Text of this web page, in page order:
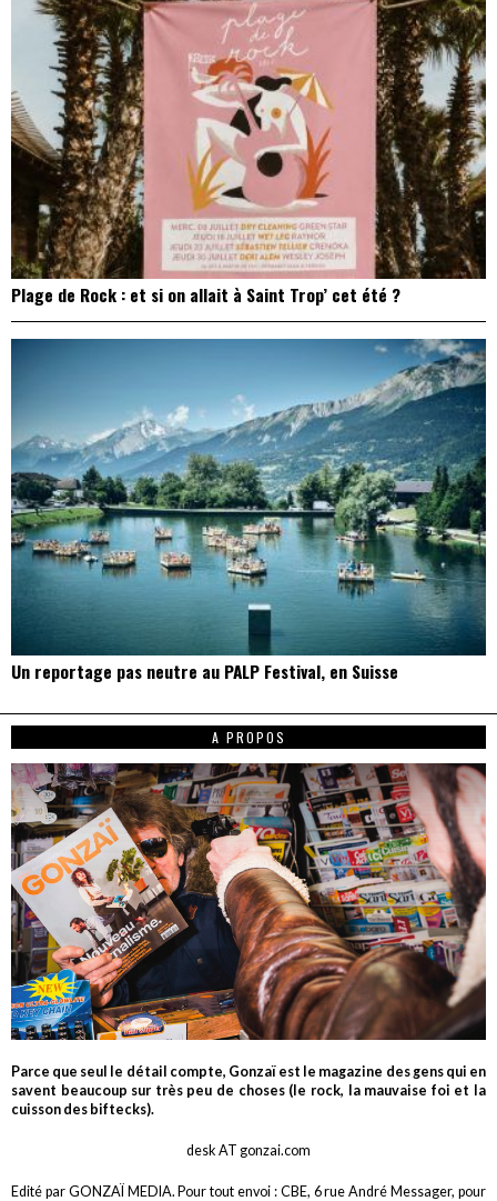
Plage de Rock : et si on allait à Saint Trop’ cet été ?
Un reportage pas neutre au PALP Festival, en Suisse
A PROPOS
Parce que seul le détail compte, Gonzaï est le magazine des gens qui en
savent beaucoup sur très peu de choses (le rock, la mauvaise foi et la
cuisson des biftecks).
desk AT gonzai.com
Edité par GONZAÏ MEDIA. Pour tout envoi : CBE, 6 rue André Messager, pour